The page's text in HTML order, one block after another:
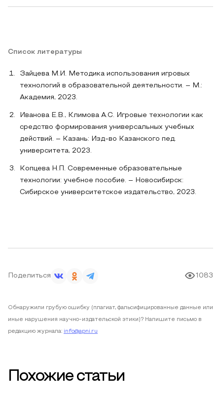
Список литературы
Зайцева М.И. Методика использования игровых
технологий в образовательной деятельности. – М.:
Академия, 2023.
Иванова Е.В., Климова А.С. Игровые технологии как
средство формирования универсальных учебных
действий. – Казань: Изд-во Казанского пед.
университета, 2023.
Копцева Н.П. Современные образовательные
технологии: учебное пособие. – Новосибирск:
Сибирское университетское издательство, 2023.
Поделиться 1083
Обнаружили грубую ошибку (плагиат, фальсифицированные данные или
иные нарушения научно-издательской этики)? Напишите письмо в
редакцию журнала: info@apni.ru
Похожие статьи